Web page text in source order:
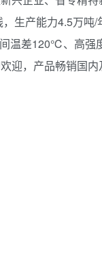
生产能力4.5万
温差120℃、高强
迎，产品畅销国